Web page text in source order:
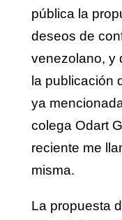
pública la
deseos de
venezolano, y
la publicación
ya
colega Odart
reciente me
misma.
La propuesta